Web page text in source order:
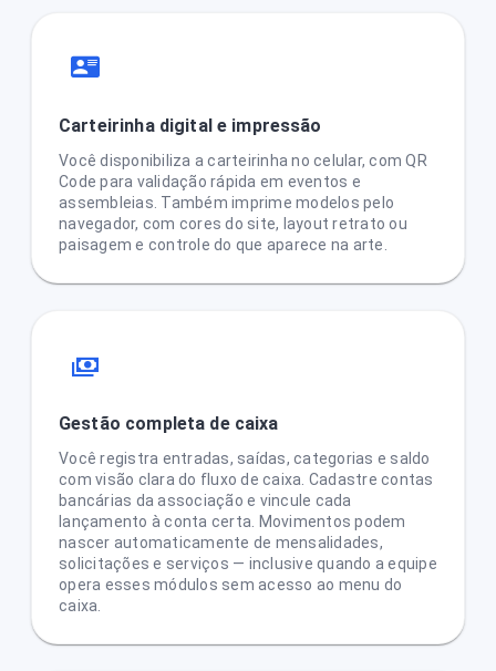
Carteirinha digital e impressão
Você disponibiliza a carteirinha no celular, com QR
Code para validação rápida em eventos e
assembleias. Também imprime modelos pelo
navegador, com cores do site, layout retrato ou
paisagem e controle do que aparece na arte.
Gestão completa de caixa
Você registra entradas, saídas, categorias e saldo
com visão clara do fluxo de caixa. Cadastre contas
bancárias da associação e vincule cada
lançamento à conta certa. Movimentos podem
nascer automaticamente de mensalidades,
solicitações e serviços — inclusive quando a equipe
opera esses módulos sem acesso ao menu do
caixa.